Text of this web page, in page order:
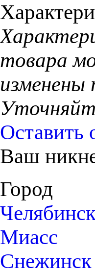
товара
изменены
Оставить
Ваш
Город
Челябинск
Миасс
Снежинск